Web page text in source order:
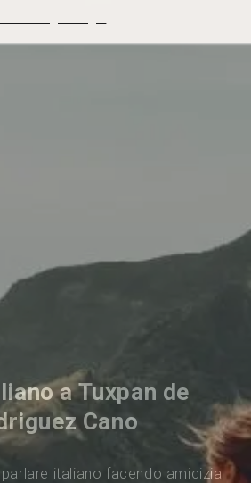
a Tuxpan de
Cano
italiano facendo amicizia